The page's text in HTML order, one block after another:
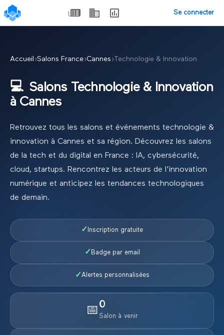
Se connecter
Accueil ›Salons France›Cannes › Technologie & Innovation
💻 Salons Technologie & Innovation
à Cannes
Retrouvez tous les salons et événements technologie &
innovation à Cannes et sa région. Découvrez les salons
de la tech et du digital en France : IA, cybersécurité,
cloud, startups. Rencontrez les acteurs de l'innovation
numérique et anticipez les tendances technologiques
de demain.
✓ Inscription gratuite
✓ Badge par email
✓Alertes personnalisées
📅 0
Salon à venir